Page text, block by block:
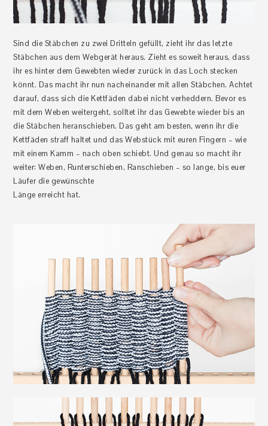
Sind die Stäbchen zu zwei Dritteln gefüllt, zieht ihr das letzte
Stäbchen aus dem Webgerät heraus. Zieht es soweit heraus, dass
ihr es hinter dem Gewebten wieder zurück in das Loch stecken
könnt. Das macht ihr nun nacheinander mit allen Stäbchen. Achtet
darauf, dass sich die Kettfäden dabei nicht verheddern. Bevor es
mit dem Weben weitergeht, solltet ihr das Gewebte wieder bis an
die Stäbchen heranschieben. Das geht am besten, wenn ihr die
Kettfäden straff haltet und das Webstück mit euren Fingern – wie
mit einem Kamm – nach oben schiebt. Und genau so macht ihr
weiter: Weben, Runterschieben, Ranschieben – so lange, bis euer
Läufer die gewünschte
Länge erreicht hat.